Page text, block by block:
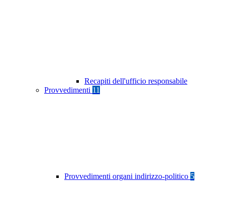
Recapiti dell'ufficio responsabile
Provvedimenti 11
Provvedimenti organi indirizzo-politico 5